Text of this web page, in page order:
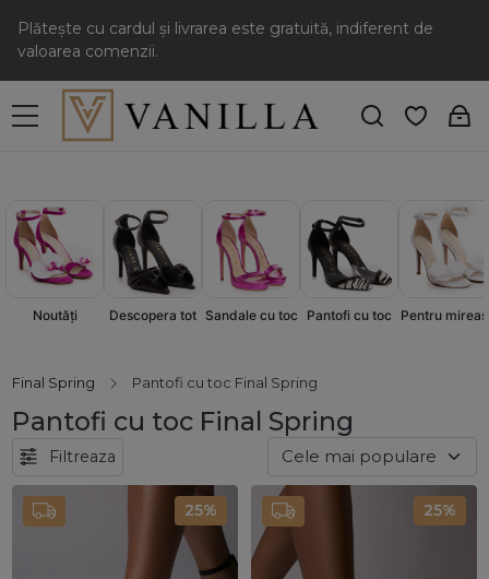
Plătește cu cardul și livrarea este gratuită, indiferent de
valoarea comenzii.
Noutăți Descopera tot Sandale cu toc Pantofi cu toc Pentru
Final Spring Pantofi cu toc Final Spring
Pantofi cu toc Final Spring
Filtreaza
25% 25%